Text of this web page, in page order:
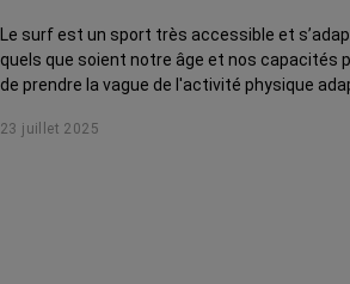
Le surf est un sport très accessible et
quels que soient notre âge et nos capacités
de prendre la vague de l'activité physique
23 juillet 2025